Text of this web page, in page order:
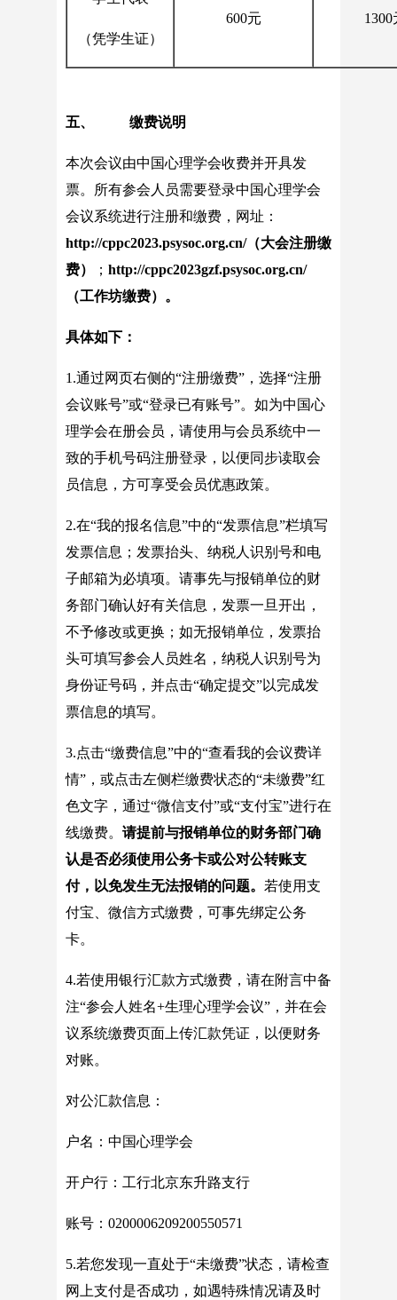
（凭学生证）
600元 1300
五、 缴费说明
本次会议由中国心理学会收费并开具发
票。所有参会人员需要登录中国心理学会
会议系统进行注册和缴费，网址：
http://cppc2023.psysoc.org.cn/（大会注册缴
费）
； http://cppc2023gzf.psysoc.org.cn/
（工作坊缴费）。
具体如下：
1.通过网页右侧的“注册缴费”，选择“注册
会议账号”或“登录已有账号”。如为中国心
理学会在册会员，请使用与会员系统中一
致的手机号码注册登录，以便同步读取会
员信息，方可享受会员优惠政策。
2.在“我的报名信息”中的“发票信息”栏填写
发票信息；发票抬头、纳税人识别号和电
子邮箱为必填项。请事先与报销单位的财
务部门确认好有关信息，发票一旦开出，
不予修改或更换；如无报销单位，发票抬
头可填写参会人员姓名，纳税人识别号为
身份证号码，并点击“确定提交”以完成发
票信息的填写。
3.点击“缴费信息”中的“查看我的会议费详
情”，或点击左侧栏缴费状态的“未缴费”红
色文字，通过“微信支付”或“支付宝”进行在
线缴费。 请提前与报销单位的财务部门确
认是否必须使用公务卡或公对公转账支
付，以免发生无法报销的问题。 若使用支
付宝、微信方式缴费，可事先绑定公务
卡。
4.若使用银行汇款方式缴费，请在附言中备
注“参会人姓名+生理心理学会议”，并在会
议系统缴费页面上传汇款凭证，以便财务
对账。
对公汇款信息：
户名：中国心理学会
开户行：工行北京东升路支行
账号：0200006209200550571
5.若您发现一直处于“未缴费”状态，请检查
网上支付是否成功，如遇特殊情况请及时